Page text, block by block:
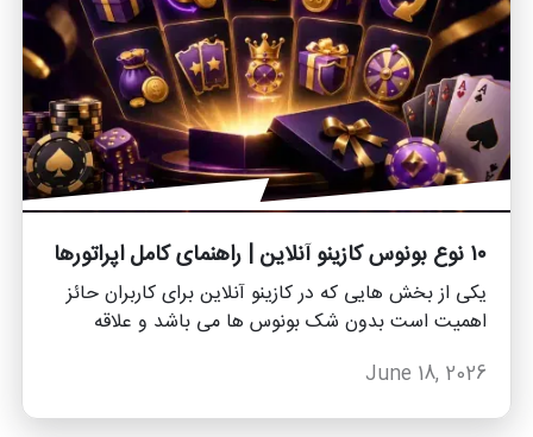
۱۰ نوع بونوس کازینو آنلاین | راهنمای کامل اپراتورها
یکی از بخش هایی که در کازینو آنلاین برای کاربران حائز
اهمیت است بدون شک بونوس ها می باشد و علاقه
استفاده را می کنند که ما به عنوان تیم وطن پلتفرم قصد
June 18, 2026